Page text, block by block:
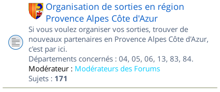
Organisation de sorties en région
Provence Alpes Côte d'Azur
Si vous voulez organiser vos sorties, trouver de
nouveaux partenaires en Provence Alpes Côte d'Azur,
c'est par ici.
Départements concernés : 04, 05, 06, 13, 83, 84.
Modérateur : Modérateurs des Forums
Sujets : 171